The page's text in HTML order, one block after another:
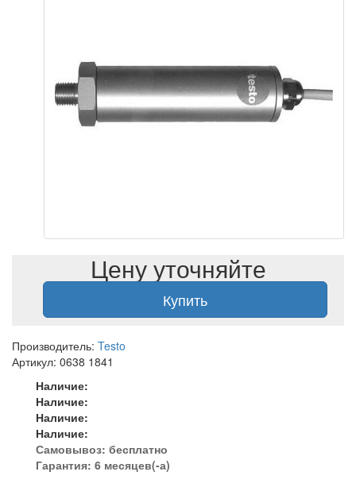
Цену уточняйте
Купить
Производитель: Testo
Артикул: 0638 1841
Наличие:
Наличие:
Наличие:
Наличие:
Самовывоз: бесплатно
Гарантия: 6 месяцев(-а)